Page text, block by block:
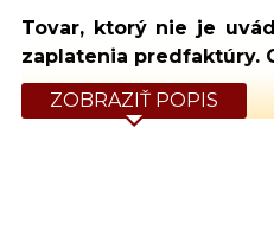
Tovar, ktorý nie je
zaplatenia predfaktúry.
ZOBRAZIŤ POPIS